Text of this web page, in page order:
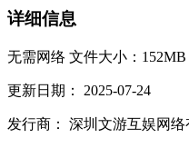
详细信息
无需网络 文件大小：152MB
更新日期： 2025-07-24
发行商： 深圳文游互娱网络